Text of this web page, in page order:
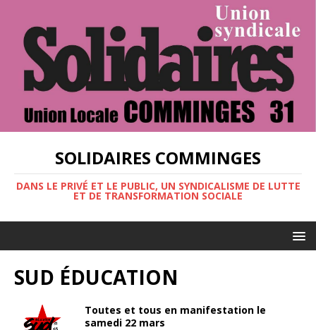
SOLIDAIRES COMMINGES
DANS LE PRIVÉ ET LE PUBLIC, UN SYNDICALISME DE LUTTE
ET DE TRANSFORMATION SOCIALE
SUD ÉDUCATION
Toutes et tous en manifestation le
samedi 22 mars